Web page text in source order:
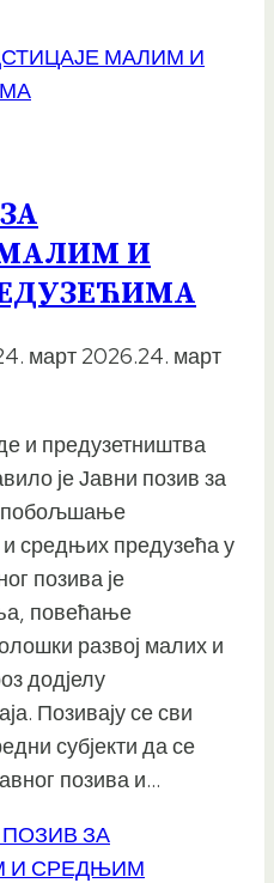
И
март 2026.24. март
и предузетништва
је Јавни позив за
побољшање
средњих предузећа у
позива је
повећање
развој малих и
дод‌јелу
Позивају се сви
субјекти да се
позива и…
ЗА
И СРЕДЊИМ